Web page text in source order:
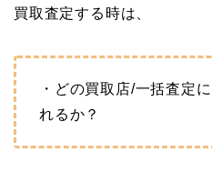
買取査定する時は、
・どの買取店/一括査定
れるか？